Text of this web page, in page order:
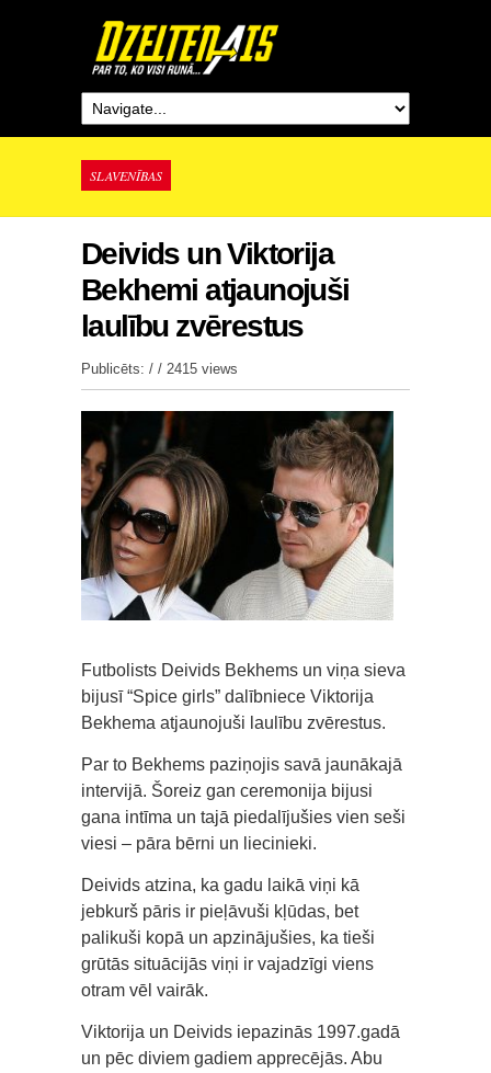
SLAVENĪBAS
Deivids un Viktorija
Bekhemi atjaunojuši
laulību zvērestus
Publicēts: / / 2415 views
Futbolists Deivids Bekhems un viņa sieva
bijusī “Spice girls” dalībniece Viktorija
Bekhema atjaunojuši laulību zvērestus.
Par to Bekhems paziņojis savā jaunākajā
intervijā. Šoreiz gan ceremonija bijusi
gana intīma un tajā piedalījušies vien seši
viesi – pāra bērni un liecinieki.
Deivids atzina, ka gadu laikā viņi kā
jebkurš pāris ir pieļāvuši kļūdas, bet
palikuši kopā un apzinājušies, ka tieši
grūtās situācijās viņi ir vajadzīgi viens
otram vēl vairāk.
Viktorija un Deivids iepazinās 1997.gadā
un pēc diviem gadiem apprecējās. Abu